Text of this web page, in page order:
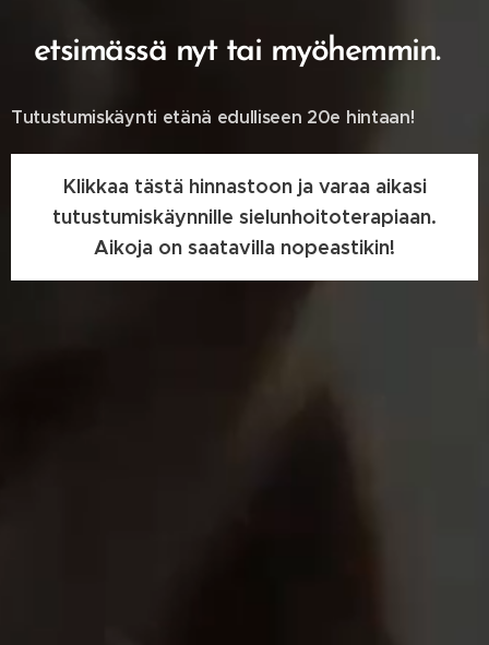
etsimässä nyt tai myöhemmin.
Tutustumiskäynti etänä edulliseen 20e hintaan!
Klikkaa tästä hinnastoon ja varaa aikasi
tutustumiskäynnille sielunhoitoterapiaan.
Aikoja on saatavilla nopeastikin!